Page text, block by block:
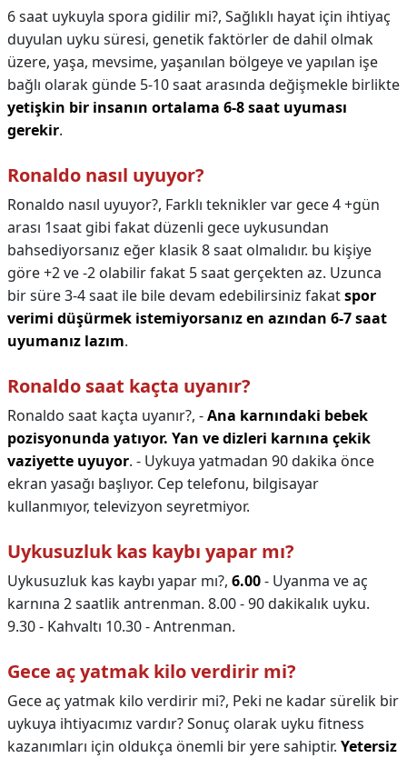
6 saat uykuyla spora gidilir mi?, Sağlıklı hayat için ihtiyaç
duyulan uyku süresi, genetik faktörler de dahil olmak
üzere, yaşa, mevsime, yaşanılan bölgeye ve yapılan işe
bağlı olarak günde 5-10 saat arasında değişmekle birlikte
yetişkin bir insanın ortalama 6-8 saat uyuması
gerekir.
Ronaldo nasıl uyuyor?
Ronaldo nasıl uyuyor?, Farklı teknikler var gece 4 +gün
arası 1saat gibi fakat düzenli gece uykusundan
bahsediyorsanız eğer klasik 8 saat olmalıdır. bu kişiye
göre +2 ve -2 olabilir fakat 5 saat gerçekten az. Uzunca
bir süre 3-4 saat ile bile devam edebilirsiniz fakatspor
verimi düşürmek istemiyorsanız en azından 6-7 saat
uyumanız lazım.
Ronaldo saat kaçta uyanır?
Ronaldo saat kaçta uyanır?, -Ana karnındaki bebek
pozisyonunda yatıyor. Yan ve dizleri karnına çekik
vaziyette uyuyor. - Uykuya yatmadan 90 dakika önce
ekran yasağı başlıyor. Cep telefonu, bilgisayar
kullanmıyor, televizyon seyretmiyor.
Uykusuzluk kas kaybı yapar mı?
Uykusuzluk kas kaybı yapar mı?, 6.00- Uyanma ve aç
karnına 2 saatlik antrenman. 8.00 - 90 dakikalık uyku.
9.30 - Kahvaltı 10.30 - Antrenman.
Gece aç yatmak kilo verdirir mi?
Gece aç yatmak kilo verdirir mi?, Peki ne kadar sürelik bir
uykuya ihtiyacımız vardır? Sonuç olarak uyku fitness
kazanımları için oldukça önemli bir yere sahiptir. Yetersiz